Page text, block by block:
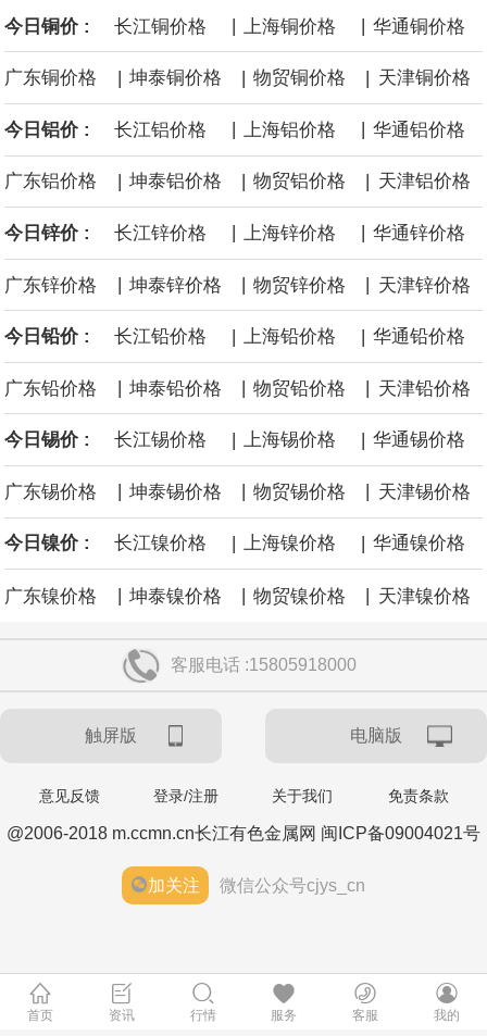
时出现黑屏，导致转向灯、危险警示灯以及部分提示音功能失效。
韩国经济日报援引不愿具名的业内人士消息，LG 集团会长具光谟下
周将在硅谷的英伟达总部与黄仁勋会面。具光谟与黄仁勋曾于 6 月
在首尔会晤，并宣布在机器人、人工智能基础设施、自动驾驶等领
稳，主要指标保持较快增长，企业效益持续改善。今年上半年，规
模以上工业中小企业增加值同比增长5.8%，营业收入同比增长
伊朗议会主席团成员萨利米公开伊方拟议的霍尔木兹海峡战略管理
民用货物不得通过该区域；参与针对“抵抗阵线”行动的船只或货物也
今日铜价 : 长江铜价格 | 上海铜价格 | 华通铜价格
广东铜价格 | 坤泰铜价格 | 物贸铜价格 | 天津铜价格
今日铝价 : 长江铝价格 上海铝价格 华通铝价格
广东铝价格 | 坤泰铝价格 | 物贸铝价格 | 天津铝价格
今日锌价 : 长江锌价格 上海锌价格 华通锌价格
广东锌价格 | 坤泰锌价格 | 物贸锌价格 | 天津锌价格
今日铅价 : 长江铅价格 | 上海铅价格 | 华通铅价格
广东铅价格 坤泰铅价格 物贸铅价格 天津铅价格
今日锡价 : 长江锡价格 | 上海锡价格 | 华通锡价格
广东锡价格 坤泰锡价格 物贸锡价格 天津锡价格
今日镍价 : 长江镍价格 | 上海镍价格 | 华通镍价格
广东镍价格 | 坤泰镍价格 | 物贸镍价格 | 天津镍价格
客服电话 :15805918000
触屏版 电脑版
意见反馈 登录/注册 关于我们 免责条款
@2006-2018 m.ccmn.cn长江有色金属网 闽ICP备09004021号
加关注 微信公众号cjys_cn
首页 资讯 行情 服务 客服 我的